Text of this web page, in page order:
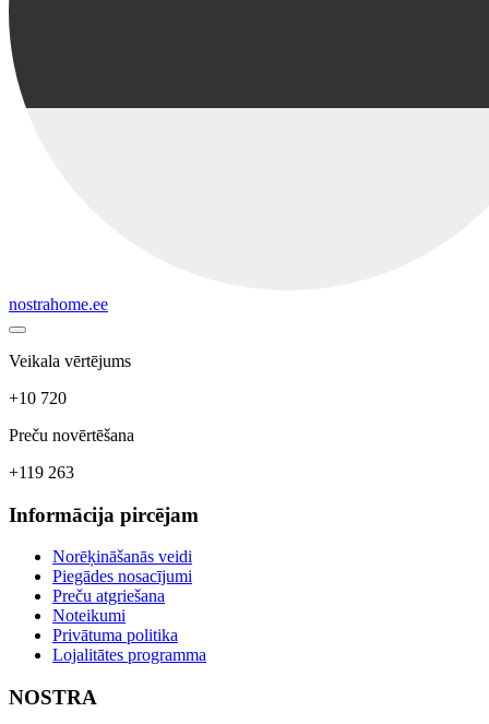
nostrahome.ee
Veikala vērtējums
+10 720
Preču novērtēšana
+119 263
Informācija pircējam
Norēķināšanās veidi
Piegādes nosacījumi
Preču atgriešana
Noteikumi
Privātuma politika
Lojalitātes programma
NOSTRA